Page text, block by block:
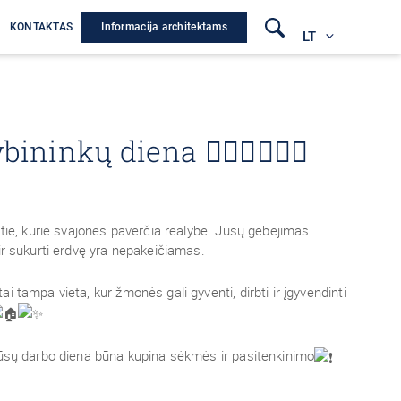
KONTAKTAS Informacija architektams
LT
diena 👷🏻‍♂️👷🏻‍♀️
kurie svajones paverčia realybe. Jūsų gebėjimas
sukurti erdvę yra nepakeičiamas.
tampa vieta, kur žmonės gali gyventi, dirbti ir įgyvendinti
darbo diena būna kupina sėkmės ir pasitenkinimo